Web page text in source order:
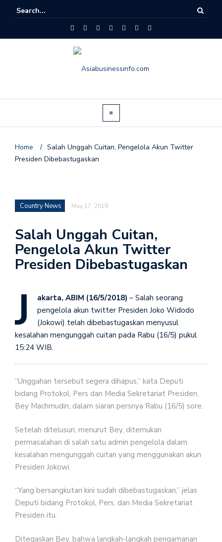
Home / Salah Unggah Cuitan, Pengelola Akun Twitter
Presiden Dibebastugaskan
Country News May 17, 2018
Salah Unggah Cuitan,
Pengelola Akun Twitter
Presiden Dibebastugaskan
J akarta, ABIM (16/5/2018) – Salah seorang
pengelola akun twitter Presiden Joko Widodo
(Jokowi) telah dibebastugaskan menyusul
kesalahan mengunggah cuitan pada Rabu (16/5) pukul
15:24 WIB.
“Unggahan tersebut segera dihapus,” kata Deputi
bidang Protokol, Pers dan Media Sekretariat Presiden,
Bey Machmudin, dalam siaran persnya Rabu (16/5) sore.
Setelah ditelusuri, menurut Bey, ditemukan
permasalahan di salah satu admin pengelola dalam
kesalahan mengunggah cuitan yang menggunakan akun
Presiden Jokowi.
“Yang bersangkutan kini sudah dibebastugaskan,” jelas
Deputi bidang Protokol, Pers, dan Media Sekretariat
Presiden itu.
Ditegaskan Bey, bahwa langkah-langkah pengamanan